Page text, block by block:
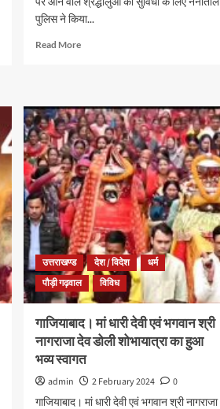
पुलिस ने किया...
Read More
उत्तराखण्ड देश / विदेश
धर्म
पौड़ी गढ़वाल
विविध
गाजियाबाद। मां धारी देवी एवं भगवान श्री
नागराजा देव डोली शोभायात्रा का हुआ
भव्य स्वागत
admin 2 February 2024
0
गाजियाबाद। मां धारी देवी एवं भगवान श्री नागराजा